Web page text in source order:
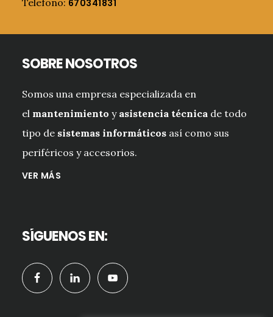
Telefono: 670341831
SOBRE NOSOTROS
Somos una empresa especializada en
el mantenimiento y asistencia técnica de todo
tipo de sistemas informáticos así como sus
periféricos y accesorios.
VER MÁS
SÍGUENOS EN: